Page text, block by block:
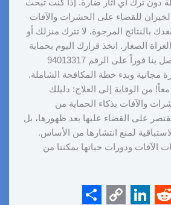
دون ترك أي آثار ضارة. إذا كنت تبحث
للقضاء على الحشرات والآفات
بالنتائج المرجوة. لا تترك منزلك أو
الصغار. اتخذ قرارك اليوم بحماية
ممتلكاتك وصحتك. اتصل بنا فوراً على الرقم 94013317
وبدء خطة المكافحة الشاملة.
من الوقاية إلى العلاج: دليلك
والآفات بذكاء الحماية من
على القضاء عليها بعد ظهورها، بل
لمنع انتشارها من الأساس.
الآفات ودورات حياتها يمكننا من